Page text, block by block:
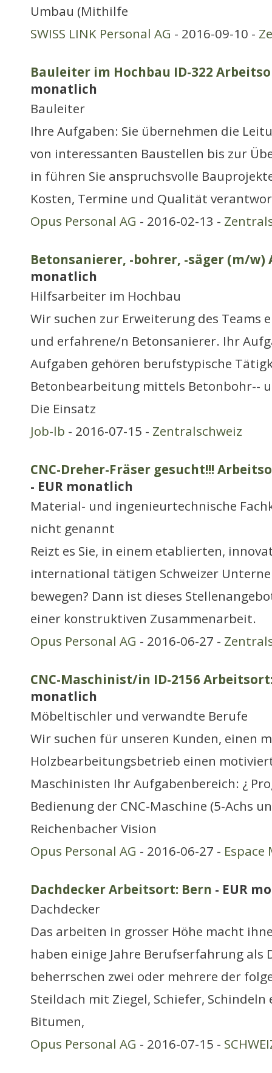
Umbau (Mithilfe
SWISS LINK Personal AG - 2016-09-10 -
Bauleiter im Hochbau ID-322
monatlich
Bauleiter
Ihre Aufgaben: Sie übernehmen die
von interessanten Baustellen bis zur
in führen Sie anspruchsvolle
Kosten, Termine und Qualität
Opus Personal AG - 2016-02-13 -
Betonsanierer, -bohrer, -säger (m/
monatlich
Hilfsarbeiter im Hochbau
Wir suchen zur Erweiterung des Teams
und erfahrene/n Betonsanierer. Ihr
Aufgaben gehören berufstypische
Betonbearbeitung mittels Betonbohr--
Die Einsatz
Job-lb - 2016-07-15 - Zentralschweiz
CNC-Dreher-Fräser gesucht!!!
- EUR monatlich
Material- und ingenieurtechnische
nicht genannt
Reizt es Sie, in einem etablierten,
international tätigen Schweizer
bewegen? Dann ist dieses
einer konstruktiven Zusammenarbeit.
Opus Personal AG - 2016-06-27 -
CNC-Maschinist/in ID-2156
monatlich
Möbeltischler und verwandte Berufe
Wir suchen für unseren Kunden, einen
Holzbearbeitungsbetrieb einen
Maschinisten Ihr Aufgabenbereich: ¿
Bedienung der CNC-Maschine (5-Achs
Reichenbacher Vision
Opus Personal AG - 2016-06-27 -
Dachdecker Arbeitsort: Bern - EUR
Dachdecker
Das arbeiten in grosser Höhe macht
haben einige Jahre Berufserfahrung als
beherrschen zwei oder mehrere der
Steildach mit Ziegel, Schiefer,
Bitumen,
Opus Personal AG - 2016-07-15 -